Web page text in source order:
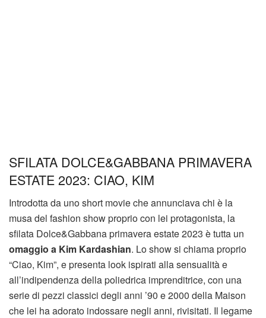
SFILATA DOLCE&GABBANA PRIMAVERA
ESTATE 2023: CIAO, KIM
Introdotta da uno short movie che annunciava chi è la
musa del fashion show proprio con lei protagonista, la
sfilata Dolce&Gabbana primavera estate 2023 è tutta un
omaggio a Kim Kardashian. Lo show si chiama proprio
“Ciao, Kim”, e presenta look ispirati alla sensualità e
all’indipendenza della poliedrica imprenditrice, con una
serie di pezzi classici degli anni ’90 e 2000 della Maison
che lei ha adorato indossare negli anni, rivisitati. Il legame